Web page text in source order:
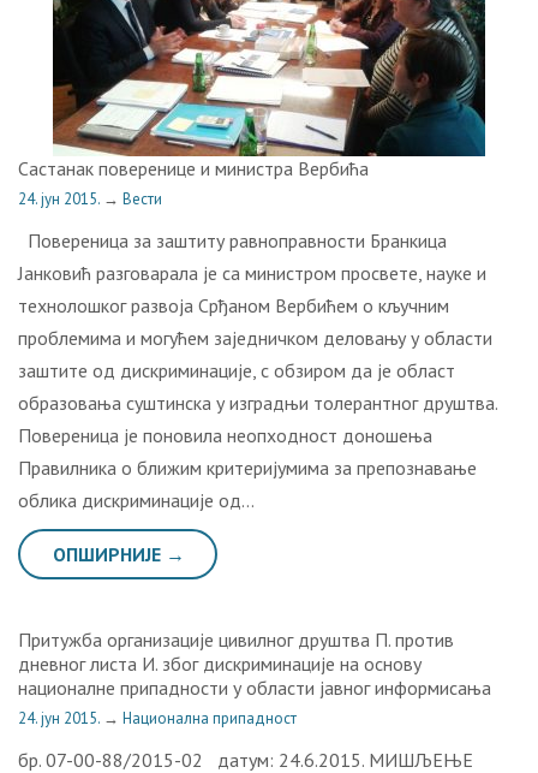
Састанак поверенице и министра Вербића
24. јун 2015. → Вести
Повереница за заштиту равноправности Бранкица
Јанковић разговарала је са министром просвете, науке и
технолошког развоја Срђаном Вербићем о кључним
проблемима и могућем заједничком деловању у области
заштите од дискриминације, с обзиром да је област
образовања суштинска у изградњи толерантног друштва.
Повереница је поновила неопходност доношења
Правилника о ближим критеријумима за препознавање
облика дискриминације од…
ОПШИРНИЈЕ →
Притужба организације цивилног друштва П. против
дневног листа И. због дискриминације на основу
националне припадности у области јавног информисања
24. јун 2015. → Национална припадност
бр. 07-00-88/2015-02 датум: 24.6.2015. МИШЉЕЊЕ